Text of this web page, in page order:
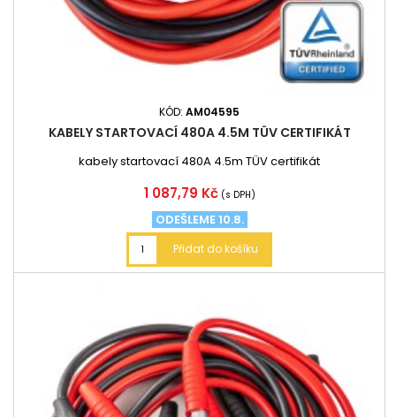
KÓD: AM04595
KABELY STARTOVACÍ 480A 4.5M TÜV CERTIFIKÁT
kabely startovací 480A 4.5m TÜV certifikát
Cena
1 087,79 Kč (s DPH)
ODEŠLEME 10.8.
Přidat do košíku